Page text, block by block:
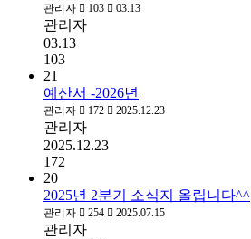
관리자 103 03.13
관리자
03.13
103
21
예산서 -2026년
관리자 172 2025.12.23
관리자
2025.12.23
172
20
2025년 2분기 소식지 올립니다^^
관리자 254 2025.07.15
관리자